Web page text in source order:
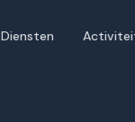
Diensten